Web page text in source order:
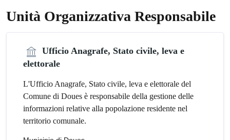
Unità Organizzativa Responsabile
Ufficio Anagrafe, Stato civile, leva e
elettorale
L'Ufficio Anagrafe, Stato civile, leva e elettorale del
Comune di Doues è responsabile della gestione delle
informazioni relative alla popolazione residente nel
territorio comunale.